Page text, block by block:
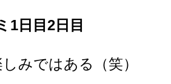
1日目2日目
みではある（笑）